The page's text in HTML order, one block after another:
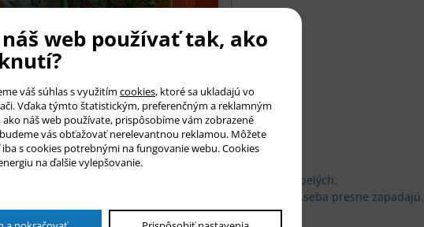
s obrázkom alebo fotografiou pre väčšie deti i dospelých.
500 dielikov z pevného a kvalitného materiálu, ktoré do seba presne zapadajú.
33 cm. Veľkosť dielika cca 2,5 x 2 cm.
web používať tak, ako
váš súhlas s využitím cookies, ktoré sa ukladajú vo
Vďaka týmto štatistickým, preferenčným a reklamným
ako náš web používate, prispôsobíme vám zobrazené
vás obťažovať nerelevantnou reklamou. Môžete
s cookies potrebnými na fungovanie webu. Cookies
na ďalšie vylepšovanie.